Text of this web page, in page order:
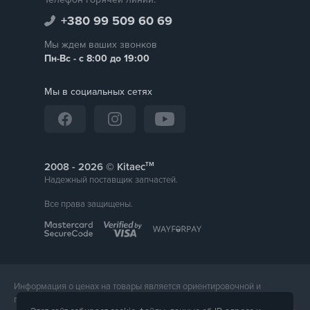
+380 99 509 60 69
Мы ждем ваших звонков
Пн-Вс - с 8:00 до 19:00
Мы в социальных сетях
2008 - © Kitaecтм
Надежный поставщик запчастей.
Все права защищены.
Информация о ценах на товары является ориентировочной и
предоставляется для справки. Точная стоимость товара будет